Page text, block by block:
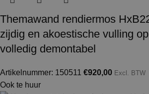
Themawand rendiermos
zijdig en akoestische vulling
volledig demontabel
Artikelnummer: 150511 €920,00 Excl. BTW
Ook te huur